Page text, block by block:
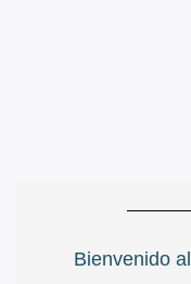
Bienvenido